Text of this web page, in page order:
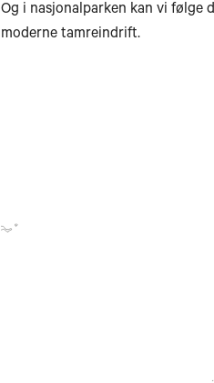
Og i nasjonalparken kan vi følge
moderne tamreindrift.